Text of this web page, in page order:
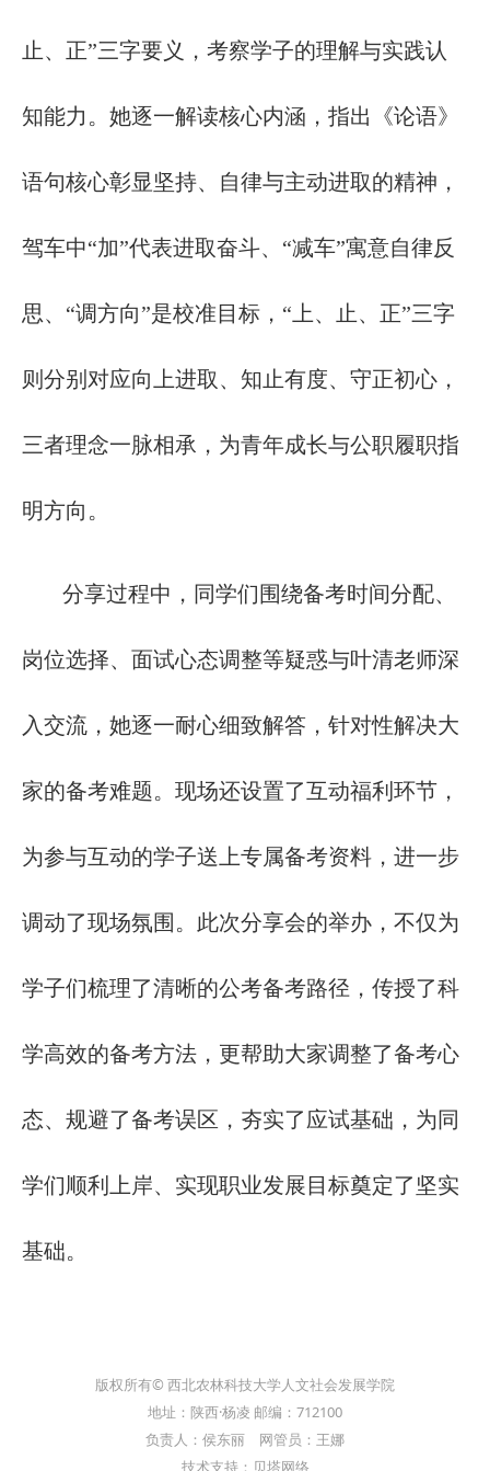
止、正”三字要义，考察学子的理解与实践认
知能力。她逐一解读核心内涵，指出《论语》
语句核心彰显坚持、自律与主动进取的精神，
驾车中“加”代表进取奋斗、“减车”寓意自律反
思、“调方向”是校准目标，“上、止、正”三字
则分别对应向上进取、知止有度、守正初心，
三者理念一脉相承，为青年成长与公职履职指
明方向。
分享过程中，同学们围绕备考时间分配、
岗位选择、面试心态调整等疑惑与叶清老师深
入交流，她逐一耐心细致解答，针对性解决大
家的备考难题。现场还设置了互动福利环节，
为参与互动的学子送上专属备考资料，进一步
调动了现场氛围。此次分享会的举办，不仅为
学子们梳理了清晰的公考备考路径，传授了科
学高效的备考方法，更帮助大家调整了备考心
态、规避了备考误区，夯实了应试基础，为同
学们顺利上岸、实现职业发展目标奠定了坚实
基础。
版权所有© 西北农林科技大学人文社会发展学院
地址：陕西·杨凌 邮编：712100
负责人：侯东丽 网管员：王娜
技术支持：贝塔网络